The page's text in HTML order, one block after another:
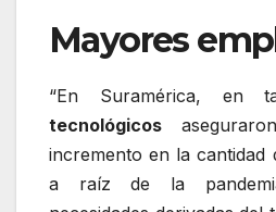
Mayores
“En Suramérica, en
tecnológicos
incremento en la cantidad
a raíz de la